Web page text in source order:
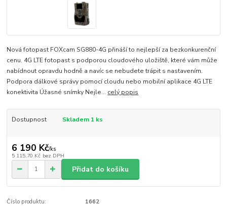
Nová fotopast FOXcam SG880-4G přináší to nejlepší za bezkonkurenční
cenu. 4G LTE fotopast s podporou cloudového uložiště, které vám může
nabídnout opravdu hodně a navíc se nebudete trápit s nastavením.
Podpora dálkové správy pomocí cloudu nebo mobilní aplikace 4G LTE
konektivita Úžasné snímky Nejle... celý popis
Dostupnost Skladem 1 ks
6 190 Kč/ks
5 115,70 Kč bez DPH
Přidat do košíku
Číslo produktu: 1662